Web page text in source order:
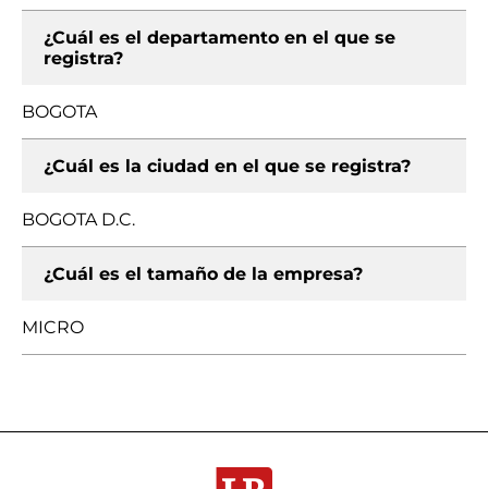
¿Cuál es el departamento en el que se
registra?
BOGOTA
¿Cuál es la ciudad en el que se registra?
BOGOTA D.C.
¿Cuál es el tamaño de la empresa?
MICRO